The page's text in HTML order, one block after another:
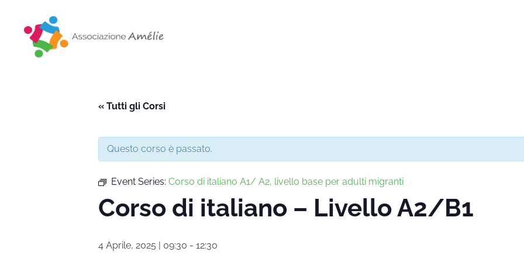
« Tutti gli Corsi
Questo corso è passato.
Event Series: Corso di italiano A1/ A2, livello base per adulti migranti
Corso di italiano – Livello A2/B1
4 Aprile, 2025 | 09:30 - 12:30